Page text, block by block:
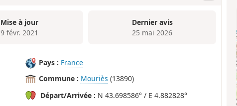
Mise à jour
9 févr. 2021
Dernier avis
25 mai 2026
Pays : France
Commune : Mouriès (13890)
Départ/Arrivée : N 43.698586° / E 4.882828°